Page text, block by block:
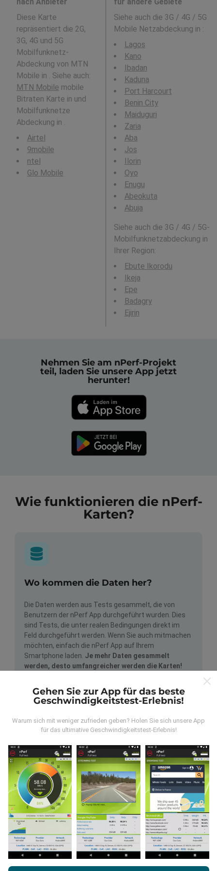
Diese Karte
repräsentiert die 2G,
3G, 4G und 5G
Mobilfunknetz-
Abdeckung von MTN
Mobile in . Siehe auch:
MTN Mobile mobile
Bitraten Karte in und
Mobilfunknetze
Abdeckung in .
Airtel
9mobile
ntel
Glo Mobile
Siehe auch die 3G / 4G / 5G
Mobile Netzabdeckung in :
Lagos
Kano
Ibadan
Kaduna
Port Harcourt
Benin City
Maiduguri
Zaria
Aba
Jos
Ilorin
Oyo
Enugu
Abeokuta
Abuja
Siehe auch die 3G / 4G / 5G-
Mobilfunknetzabdeckung in
Ihrer Region:
Ebute Ikorodu
Ikeja
Epe
Badagry
Ejirin
Nehmen Sie am nPerf-Projekt
teil, laden Sie unsere App jetzt
herunter!
Wie funktionieren die nPerf-
Karten?
Wo kommen die Daten her?
Die Daten werden aus Tests gesammelt, die von
Benutzern der nPerf App durchgeführt wurden. Dies
sind Tests, die unter realen Bedingungen direkt im
Feld durchgeführt werden. Wenn Sie auch mitmachen
möchten, einfach die nPerf App auf Ihrem
Smartphone laden. Je mehr Daten gesammelt
werden, desto umfangreicher werden die Karten!
Netzwerkabdeckungskarten werden automatisch
jede Stunde von einem Bot aktualisiert.
Geschwindigkeitskarten werdenalle 15 Minuten
aktualisiert. Die Daten werden für zwei Jahre
angezeigt. Nach zwei Jahren werden die ältesten
Daten einmal im Monat von den Karten entfernt.
Gehen Sie zur App für das beste
Geschwindigkeitstest-Erlebnis!
Warum sich mit weniger zufrieden geben? Holen Sie sich unsere App
für das ultimative Geschwindigkeitstest-Erlebnis!